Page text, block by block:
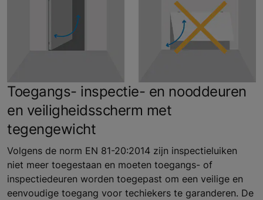
Toegangs- inspectie- en nooddeuren
en veiligheidsscherm met
tegengewicht
Volgens de norm EN 81-20:2014 zijn inspectieluiken
niet meer toegestaan en moeten toegangs- of
inspectiedeuren worden toegepast om een veilige en
eenvoudige toegang voor techiekers te garanderen. De